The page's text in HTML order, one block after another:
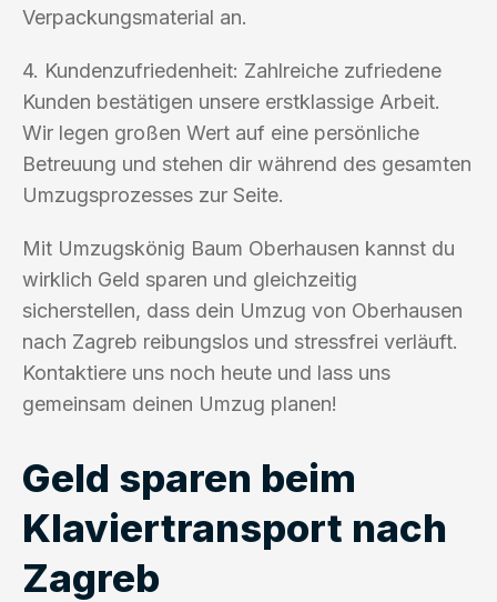
Verpackungsmaterial an.
4. Kundenzufriedenheit: Zahlreiche zufriedene
Kunden bestätigen unsere erstklassige Arbeit.
Wir legen großen Wert auf eine persönliche
Betreuung und stehen dir während des gesamten
Umzugsprozesses zur Seite.
Mit Umzugskönig Baum Oberhausen kannst du
wirklich Geld sparen und gleichzeitig
sicherstellen, dass dein Umzug von Oberhausen
nach Zagreb reibungslos und stressfrei verläuft.
Kontaktiere uns noch heute und lass uns
gemeinsam deinen Umzug planen!
Geld sparen beim
Klaviertransport nach
Zagreb